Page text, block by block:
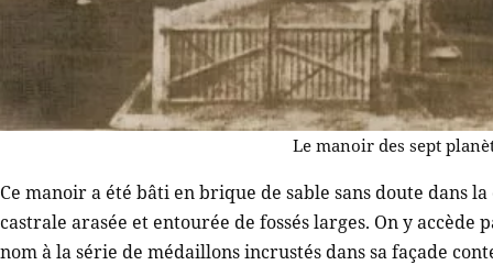
Le manoir des sept
Ce manoir a été bâti en brique de sable sans doute dans
castrale arasée et entourée de fossés larges. On y
nom à la série de médaillons incrustés dans sa façade